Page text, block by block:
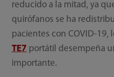
reducido a la mitad, ya
quirófanos se ha
pacientes con COVID-19,
TE7 portátil desempeña
importante.